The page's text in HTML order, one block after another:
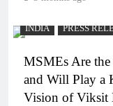
INDIA PRESS
MSMEs Are
and Will Play a
Vision of Viksit